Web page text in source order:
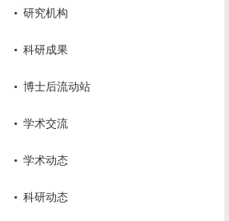
· 研究机构
· 科研成果
· 博士后流动站
· 学术交流
· 学术动态
· 科研动态